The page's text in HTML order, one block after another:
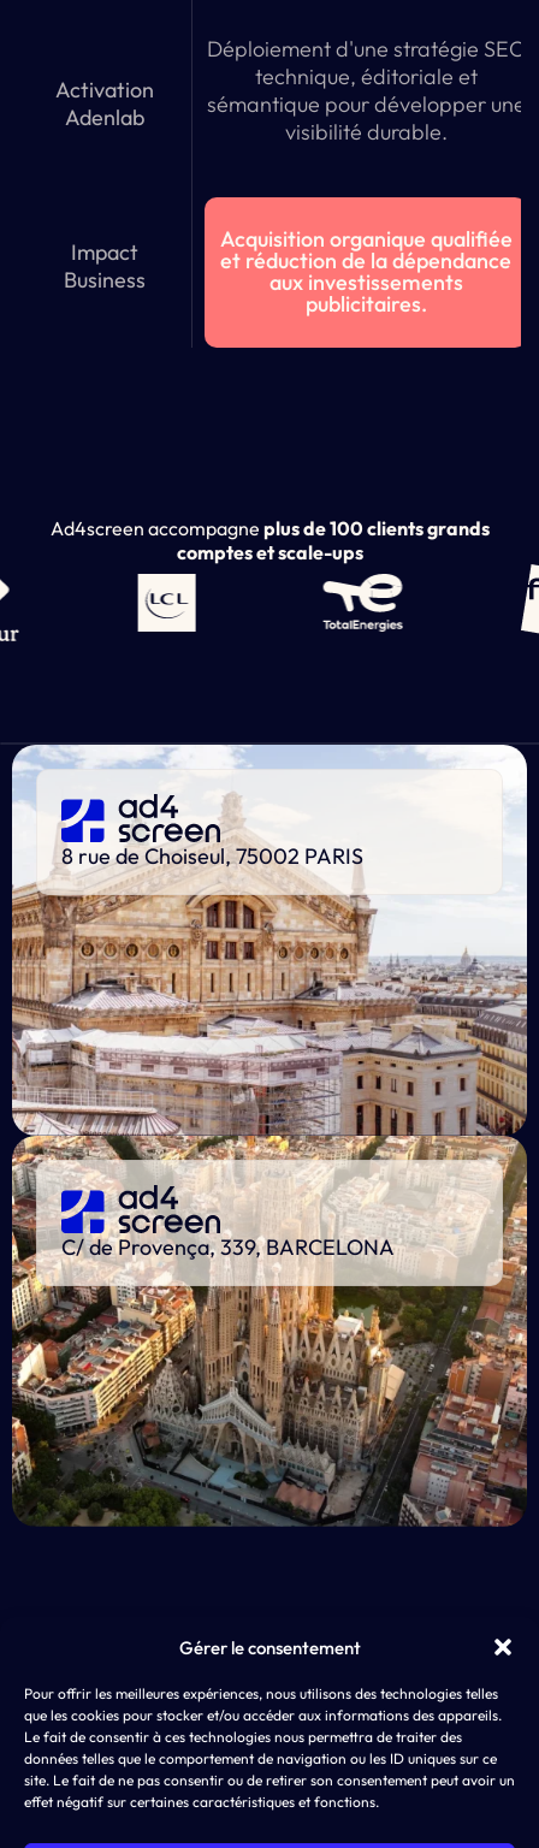
Gérer le consentement
Pour offrir les meilleures expériences, nous utilisons des technologies telles
que les cookies pour stocker et/ou accéder aux informations des appareils.
Le fait de consentir à ces technologies nous permettra de traiter des
données telles que le comportement de navigation ou les ID uniques sur ce
site. Le fait de ne pas consentir ou de retirer son consentement peut avoir un
effet négatif sur certaines caractéristiques et fonctions.
Activation
Adenlab
Déploiement d'une stratégie SEO
technique, éditoriale et
sémantique pour développer une
visibilité durable.
Impact
Business
Acquisition organique qualifiée
et réduction de la dépendance
aux investissements
publicitaires.
Ad4screen accompagne plus de 100 clients grands
comptes et scale-ups
8 rue de Choiseul, 75002 PARIS
C/ de Provença, 339, BARCELONA
AD4SCREEN
8 rue de Choiseul
75002 PARIS
App
SEA